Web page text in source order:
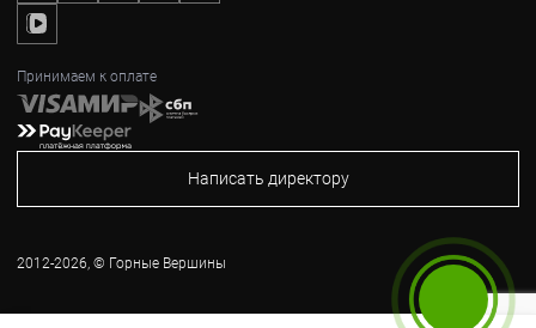
Принимаем к оплате
Написать директору
2012-2026, © Горные Вершины